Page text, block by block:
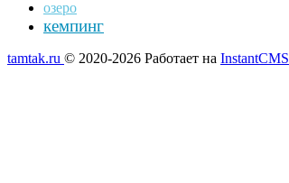
озеро
кемпинг
tamtak.ru © 2020-2026 Работает на InstantCMS